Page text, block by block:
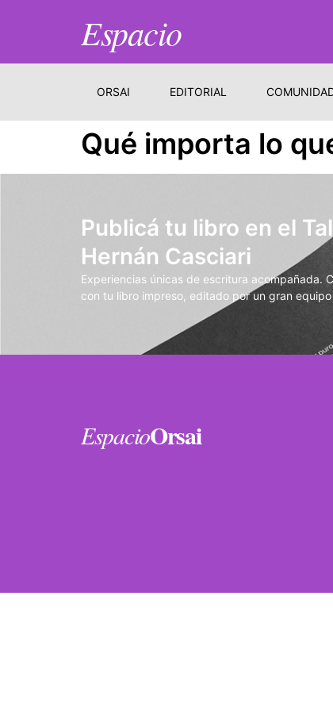
Espacio
ORSAI EDITORIAL
Qué importa lo
Publicá tu libro en el
Hernán Casciari
Experiencias únicas de escritura acompañada.
con tu libro impreso, editado por un gran
EspacioOrsai